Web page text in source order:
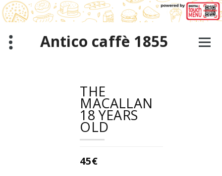
Saltar
al
contenido
Antico caffè 1855
THE
MACALLAN
18 YEARS
OLD
45€